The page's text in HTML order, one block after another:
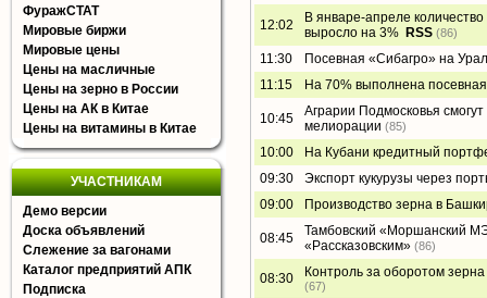
ФуражСТАТ
Мировые биржи
Мировые цены
Цены на масличные
Цены на зерно в России
Цены на АК в Китае
Цены на витамины в Китае
УЧАСТНИКАМ
Демо версии
Доска объявлений
Слежение за вагонами
Каталог предприятий АПК
Подписка
12:02
В январе-апреле
выросло на 3% RSS (86)
11:30
Посевная «Сибагро» на
11:15
На 70% выполнена
10:45
Аграрии Подмосковья
мелиорации (85)
10:00
На Кубани кредитный
09:30
Экспорт кукурузы через
09:00
Производство зерна в
08:45
Тамбовский «Моршанский
«Рассказовским» (86)
08:30 Контроль за оборотом
(67)